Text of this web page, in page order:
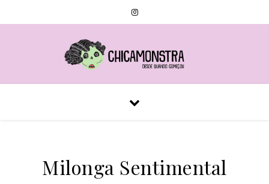
Milonga Sentimental